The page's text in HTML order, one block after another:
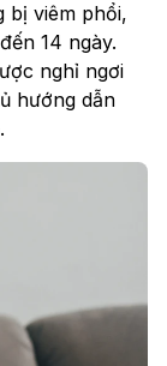
bị viêm phổi,
14 ngày.
nghỉ ngơi
hướng dẫn